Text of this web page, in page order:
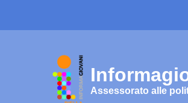
Vai al footer
Assessorato alle